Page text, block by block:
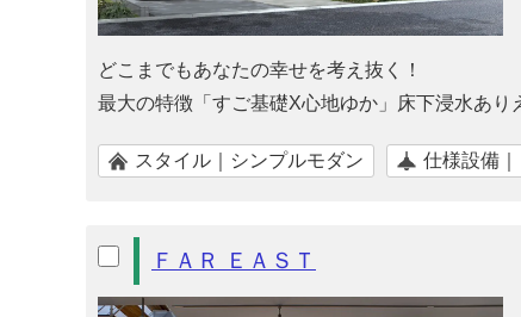
どこまでもあなたの幸せを考え抜く！
最大の特徴「すご基礎X心地ゆか」床下浸水あ
スタイル｜シンプルモダン 仕様設備
ＦＡＲ ＥＡＳＴ